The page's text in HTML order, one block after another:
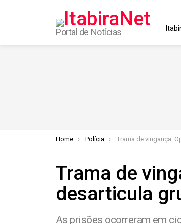
Portal de Notícias
You are here:
Home Polícia Trama de vingança: Operação “KARMA”
Trama de
desarticula
As prisões ocorreram em